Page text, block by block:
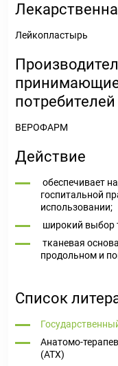
Лейкопластырь
принимающие
потребителей
ВЕРОФАРМ
Действие
обеспечивает
госпитальной
использовании;
широкий выбор
тканевая
продольном и
Список
Анатомо-
(ATX)